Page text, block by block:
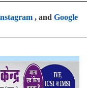
, and Google